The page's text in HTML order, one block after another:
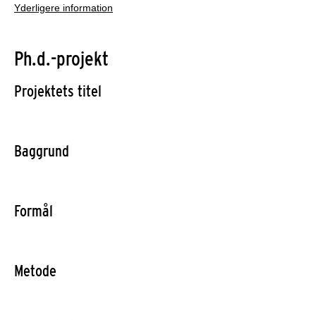
Yderligere information
Ph.d.-projekt
Projektets titel
Baggrund
Formål
Metode